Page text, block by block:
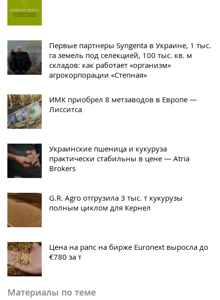
Первые партнеры Syngenta в Украине, 1 тыс.
га земель под селекцией, 100 тыс. кв. м
складов: как работает «организм»
агрокорпорации «Степная»
ИМК приобрел 8 метзаводов в Европе —
Лисситса
Украинские пшеница и кукуруза
практически стабильны в цене — Atria
Brokers
G.R. Agro отгрузила 3 тыс. т кукурузы
полным циклом для Кернел
Цена на рапс на бирже Euronext выросла до
€780 за т
Материалы по теме